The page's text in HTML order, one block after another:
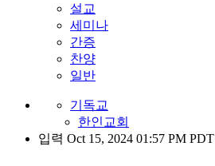
설교
세미나
간증
찬양
일반
기독교
한인교회
입력 Oct 15, 2024 01:57 PM PDT